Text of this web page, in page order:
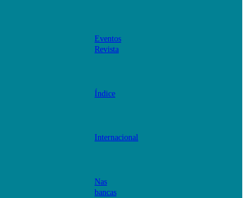
Eventos
Revista
Índice
Internacional
Nas
bancas